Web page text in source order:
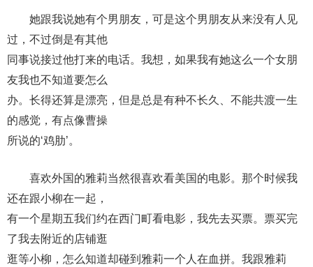
她跟我说她有个男朋友，可是这个男朋友从来没有人见
过，不过倒是有其他
同事说接过他打来的电话。我想，如果我有她这么一个女朋
友我也不知道要怎么
办。长得还算是漂亮，但是总是有种不长久、不能共渡一生
的感觉，有点像曹操
所说的‘鸡肋’。
喜欢外国的雅莉当然很喜欢看美国的电影。那个时候我
还在跟小柳在一起，
有一个星期五我们约在西门町看电影，我先去买票。票买完
了我去附近的店铺逛
逛等小柳，怎么知道却碰到雅莉一个人在血拼。我跟雅莉